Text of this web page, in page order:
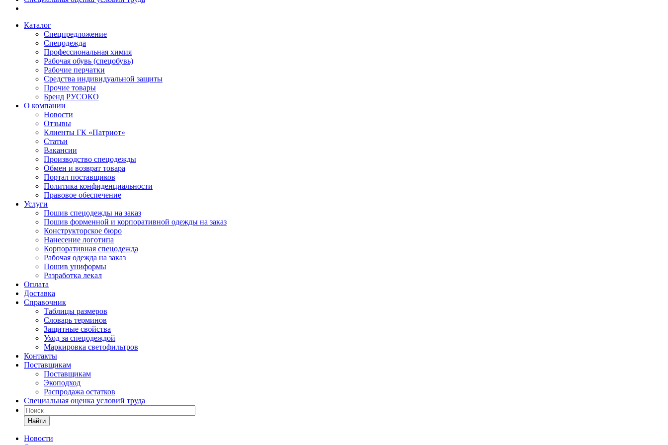
Каталог
Спецпредложение
Спецодежда
Профессиональная химия
Рабочая обувь (спецобувь)
Рабочие перчатки
Средства индивидуальной защиты
Прочие товары
Бренд РУСОКО
О компании
Новости
Отзывы
Клиенты ГК «Патриот»
Статьи
Вакансии
Производство спецодежды
Обмен и возврат товара
Портал поставщиков
Политика конфиденциальности
Правовое обеспечение
Услуги
Пошив спецодежды на заказ
Пошив форменной и корпоративной одежды на заказ
Конструкторское бюро
Нанесение логотипа
Корпоративная спецодежда
Рабочая одежда на заказ
Пошив униформы
Разработка лекал
Оплата
Доставка
Справочник
Таблицы размеров
Словарь терминов
Защитные свойства
Уход за спецодеждой
Маркировка светофильтров
Контакты
Поставщикам
Поставщикам
Экоподход
Распродажа остатков
Специальная оценка условий труда
Найти
Новости